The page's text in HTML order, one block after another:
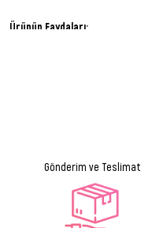
Ürünün Faydaları:
Gönderim ve Teslimat